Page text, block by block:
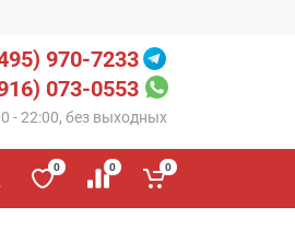
970-7233
073-0553
- 22:00, без выходных
0 0 0